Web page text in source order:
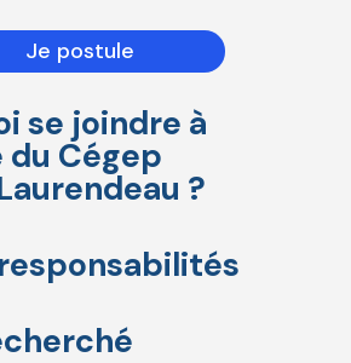
Je postule
se joindre à
du Cégep
?